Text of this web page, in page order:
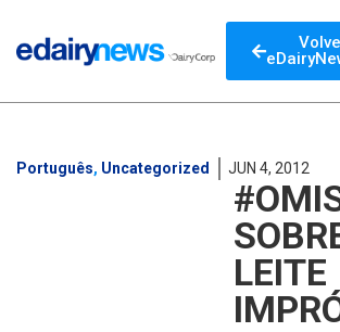
Português, Uncategorized JUN 4, 2012
LEITE